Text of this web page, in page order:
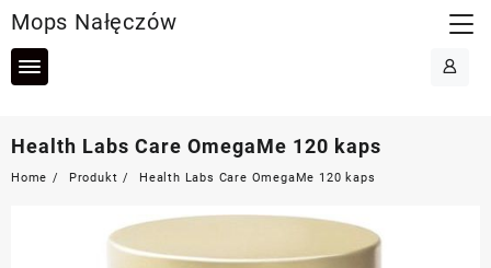
to
content
Mops Nałęczów
Health Labs Care OmegaMe 120 kaps
Home Produkt Health Labs Care OmegaMe 120 kaps